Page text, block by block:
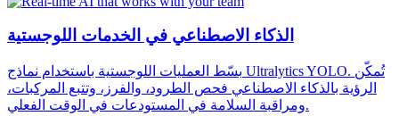
الذكاء الاصطناعي في الخدمات اللوجستية
بسّط العمليات اللوجستية باستخدام نماذج Ultralytics YOLO. تُمكّن
الرؤية بالذكاء الاصطناعي فحص الطرود، والفرز، وتتبع المركبات،
ومراقبة السلامة في المستودعات في الوقت الفعلي.